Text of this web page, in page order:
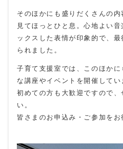
そのほかにも盛りだくさんの
見てほっとひと息。心地よい
ックスした表情が印象的で、
られました。
子育て支援室では、このほか
な講座やイベントを開催してい
初めての方も大歓迎ですので
い。
皆さまのお申込み・ご参加をお